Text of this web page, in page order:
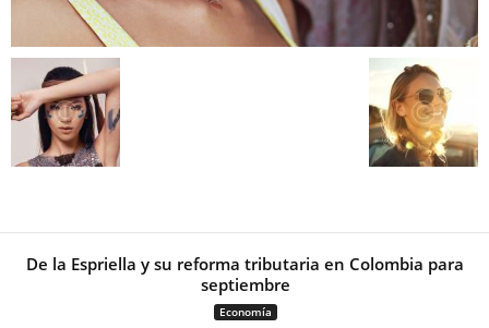
De la Espriella y su reforma tributaria en Colombia para
septiembre
Economía